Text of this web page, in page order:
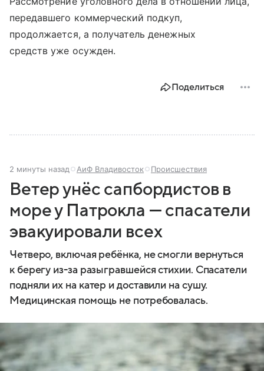
передавшего коммерческий подкуп,
продолжается, а получатель денежных
средств уже осужден.
Поделиться
2 минуты назад АиФ Владивосток Происшествия
Ветер унёс сапбордистов в
море у Патрокла — спасатели
эвакуировали всех
Четверо, включая ребёнка, не смогли вернуться
к берегу из-за разыгравшейся стихии. Спасатели
подняли их на катер и доставили на сушу.
Медицинская помощь не потребовалась.